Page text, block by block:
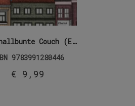
Die knallbunte Couch (E-Book)
9783991280446
€ 9,99